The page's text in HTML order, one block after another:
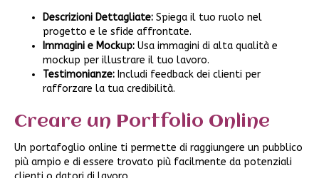
Descrizioni Dettagliate: Spiega il tuo ruolo nel
progetto e le sfide affrontate.
Immagini e Mockup: Usa immagini di alta qualità e
mockup per illustrare il tuo lavoro.
Testimonianze: Includi feedback dei clienti per
rafforzare la tua credibilità.
Creare un Portfolio Online
Un portafoglio online ti permette di raggiungere un pubblico
più ampio e di essere trovato più facilmente da potenziali